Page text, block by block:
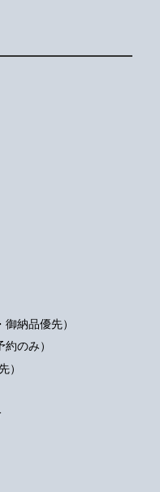
納品優先）
のみ）
）